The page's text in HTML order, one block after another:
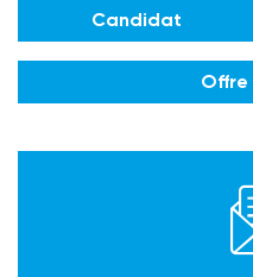
Candidat
Offre